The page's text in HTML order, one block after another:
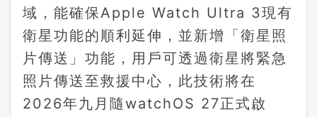
域，能確保Apple Watch Ultra 3現有
衛星功能的順利延伸，並新增「衛星照
片傳送」功能，用戶可透過衛星將緊急
照片傳送至救援中心，此技術將在
2026年九月隨watchOS 27正式啟